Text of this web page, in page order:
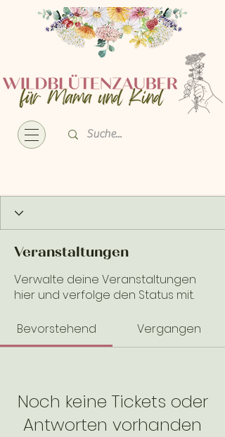
Veranstaltungen
Verwalte deine Veranstaltungen
hier und verfolge den Status mit.
Bevorstehend Vergangen
Noch keine Tickets oder
Antworten vorhanden